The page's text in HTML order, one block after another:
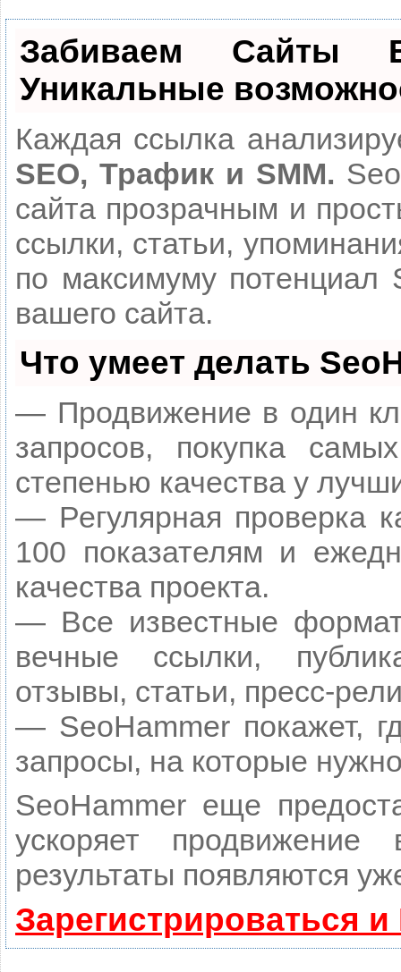
Забиваем
Уникальные
Каждая ссылка
SEO, Трафик и SMM.
сайта прозрачным и
ссылки, статьи,
по максимуму потенциал
вашего сайта.
Что умеет делать
— Продвижение в один
запросов, покупка
степенью качества у
— Регулярная проверка
100 показателям и
качества проекта.
— Все известные
вечные ссылки,
отзывы, статьи, пресс-
— SeoHammer покажет,
запросы, на которые
SeoHammer еще
ускоряет
результаты появляются
Зарегистрироваться